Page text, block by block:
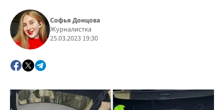
Софья Донцова
Журналистка
25.03.2023 19:30